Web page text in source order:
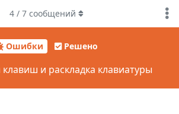
Ошибки Решено
и раскладка клавиатуры
4/ 7сообщений